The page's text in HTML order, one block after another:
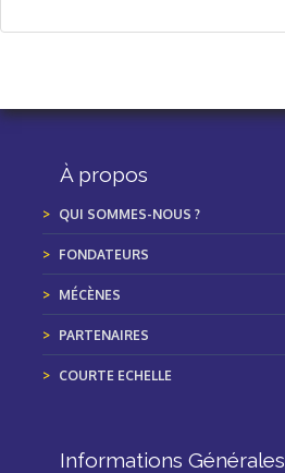
À propos
QUI SOMMES-NOUS ?
FONDATEURS
MÉCÈNES
PARTENAIRES
COURTE ECHELLE
Informations Générales